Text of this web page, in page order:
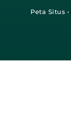
Peta Situs •